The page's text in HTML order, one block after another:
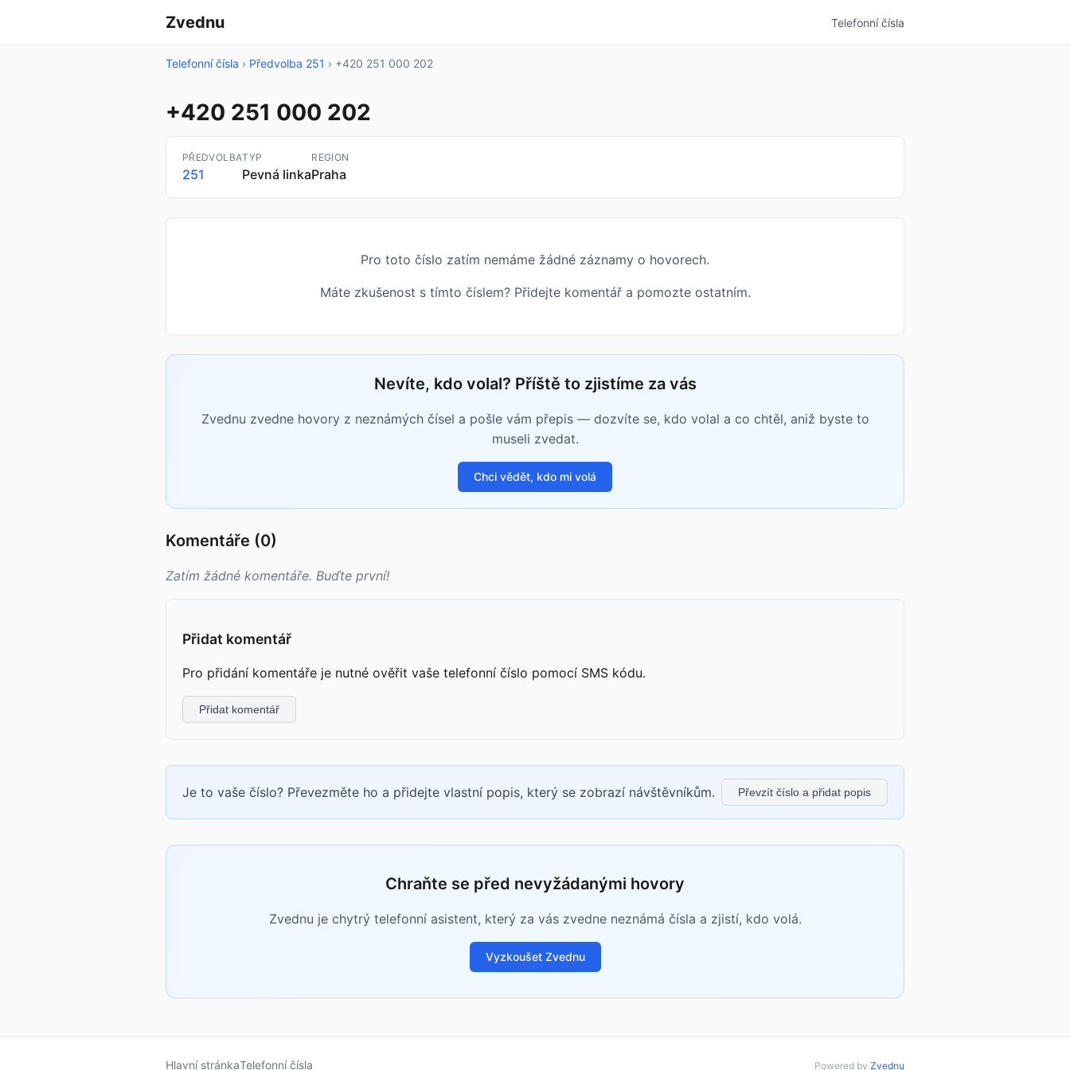
Zvednu Telefonní čísla
Telefonní čísla › Předvolba 251 › +420 251 000 202
+420 251 000 202
PŘEDVOLBA
251
TYP
Pevná linka
REGION
Praha
Pro toto číslo zatím nemáme žádné záznamy o hovorech.
Máte zkušenost s tímto číslem? Přidejte komentář a pomozte ostatním.
Nevíte, kdo volal? Příště to zjistíme za vás
Zvednu zvedne hovory z neznámých čísel a pošle vám přepis — dozvíte se, kdo volal a co chtěl, aniž byste to
museli zvedat.
Chci vědět, kdo mi volá
Komentáře (0)
Zatím žádné komentáře. Buďte první!
Přidat komentář
Pro přidání komentáře je nutné ověřit vaše telefonní číslo pomocí SMS kódu.
Přidat komentář
Je to vaše číslo? Převezměte ho a přidejte vlastní popis, který se zobrazí návštěvníkům. Převzít číslo a přidat popis
Chraňte se před nevyžádanými hovory
Zvednu je chytrý telefonní asistent, který za vás zvedne neznámá čísla a zjistí, kdo volá.
Vyzkoušet Zvednu
Hlavní stránkaTelefonní čísla Powered by Zvednu